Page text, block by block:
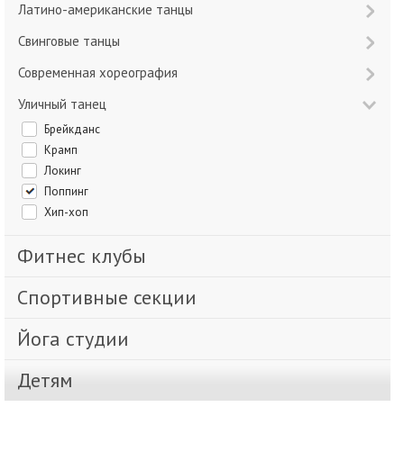
Латино-американские танцы
Свинговые танцы
Современная хореография
Уличный танец
Брейкданс
Крамп
Локинг
Поппинг
Хип-хоп
Фитнес клубы
Спортивные секции
Йога студии
Детям